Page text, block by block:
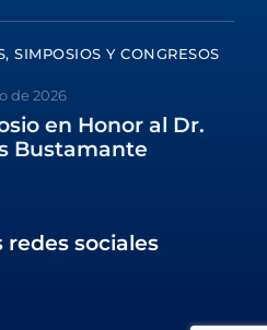
SIMPOSIOS Y CONGRESOS
de 2026
en Honor al Dr.
Bustamante
redes sociales